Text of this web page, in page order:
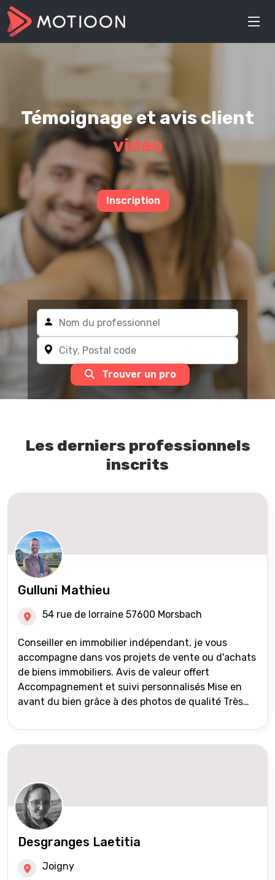
Témoignage et avis client
vidéo
Inscription
Trouver un pro
Les derniers professionnels
inscrits
Gulluni Mathieu
54 rue de lorraine 57600 Morsbach
Conseiller en immobilier indépendant, je vous
accompagne dans vos projets de vente ou d'achats
de biens immobiliers. Avis de valeur offert
Accompagnement et suivi personnalisés Mise en
avant du bien grâce à des photos de qualité Très
international) Validation du financement des
acquéreurs auprès de partenaires financiers
réseau Iad France et Iad Deutschland Inter agence
Desgranges Laetitia
Joigny